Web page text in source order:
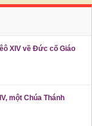
XIV về Đức cố Giáo
một Chúa Thánh